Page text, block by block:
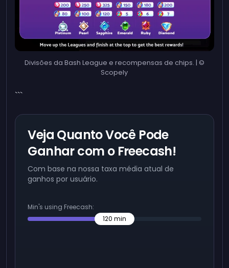
Divisões da Bash League e recompensas de chips. | ©
Scopely
```
Veja Quanto Você Pode
Ganhar com o Freecash!
Com base na nossa taxa média atual de
ganhos por usuário.
Min's using Freecash:
120 min